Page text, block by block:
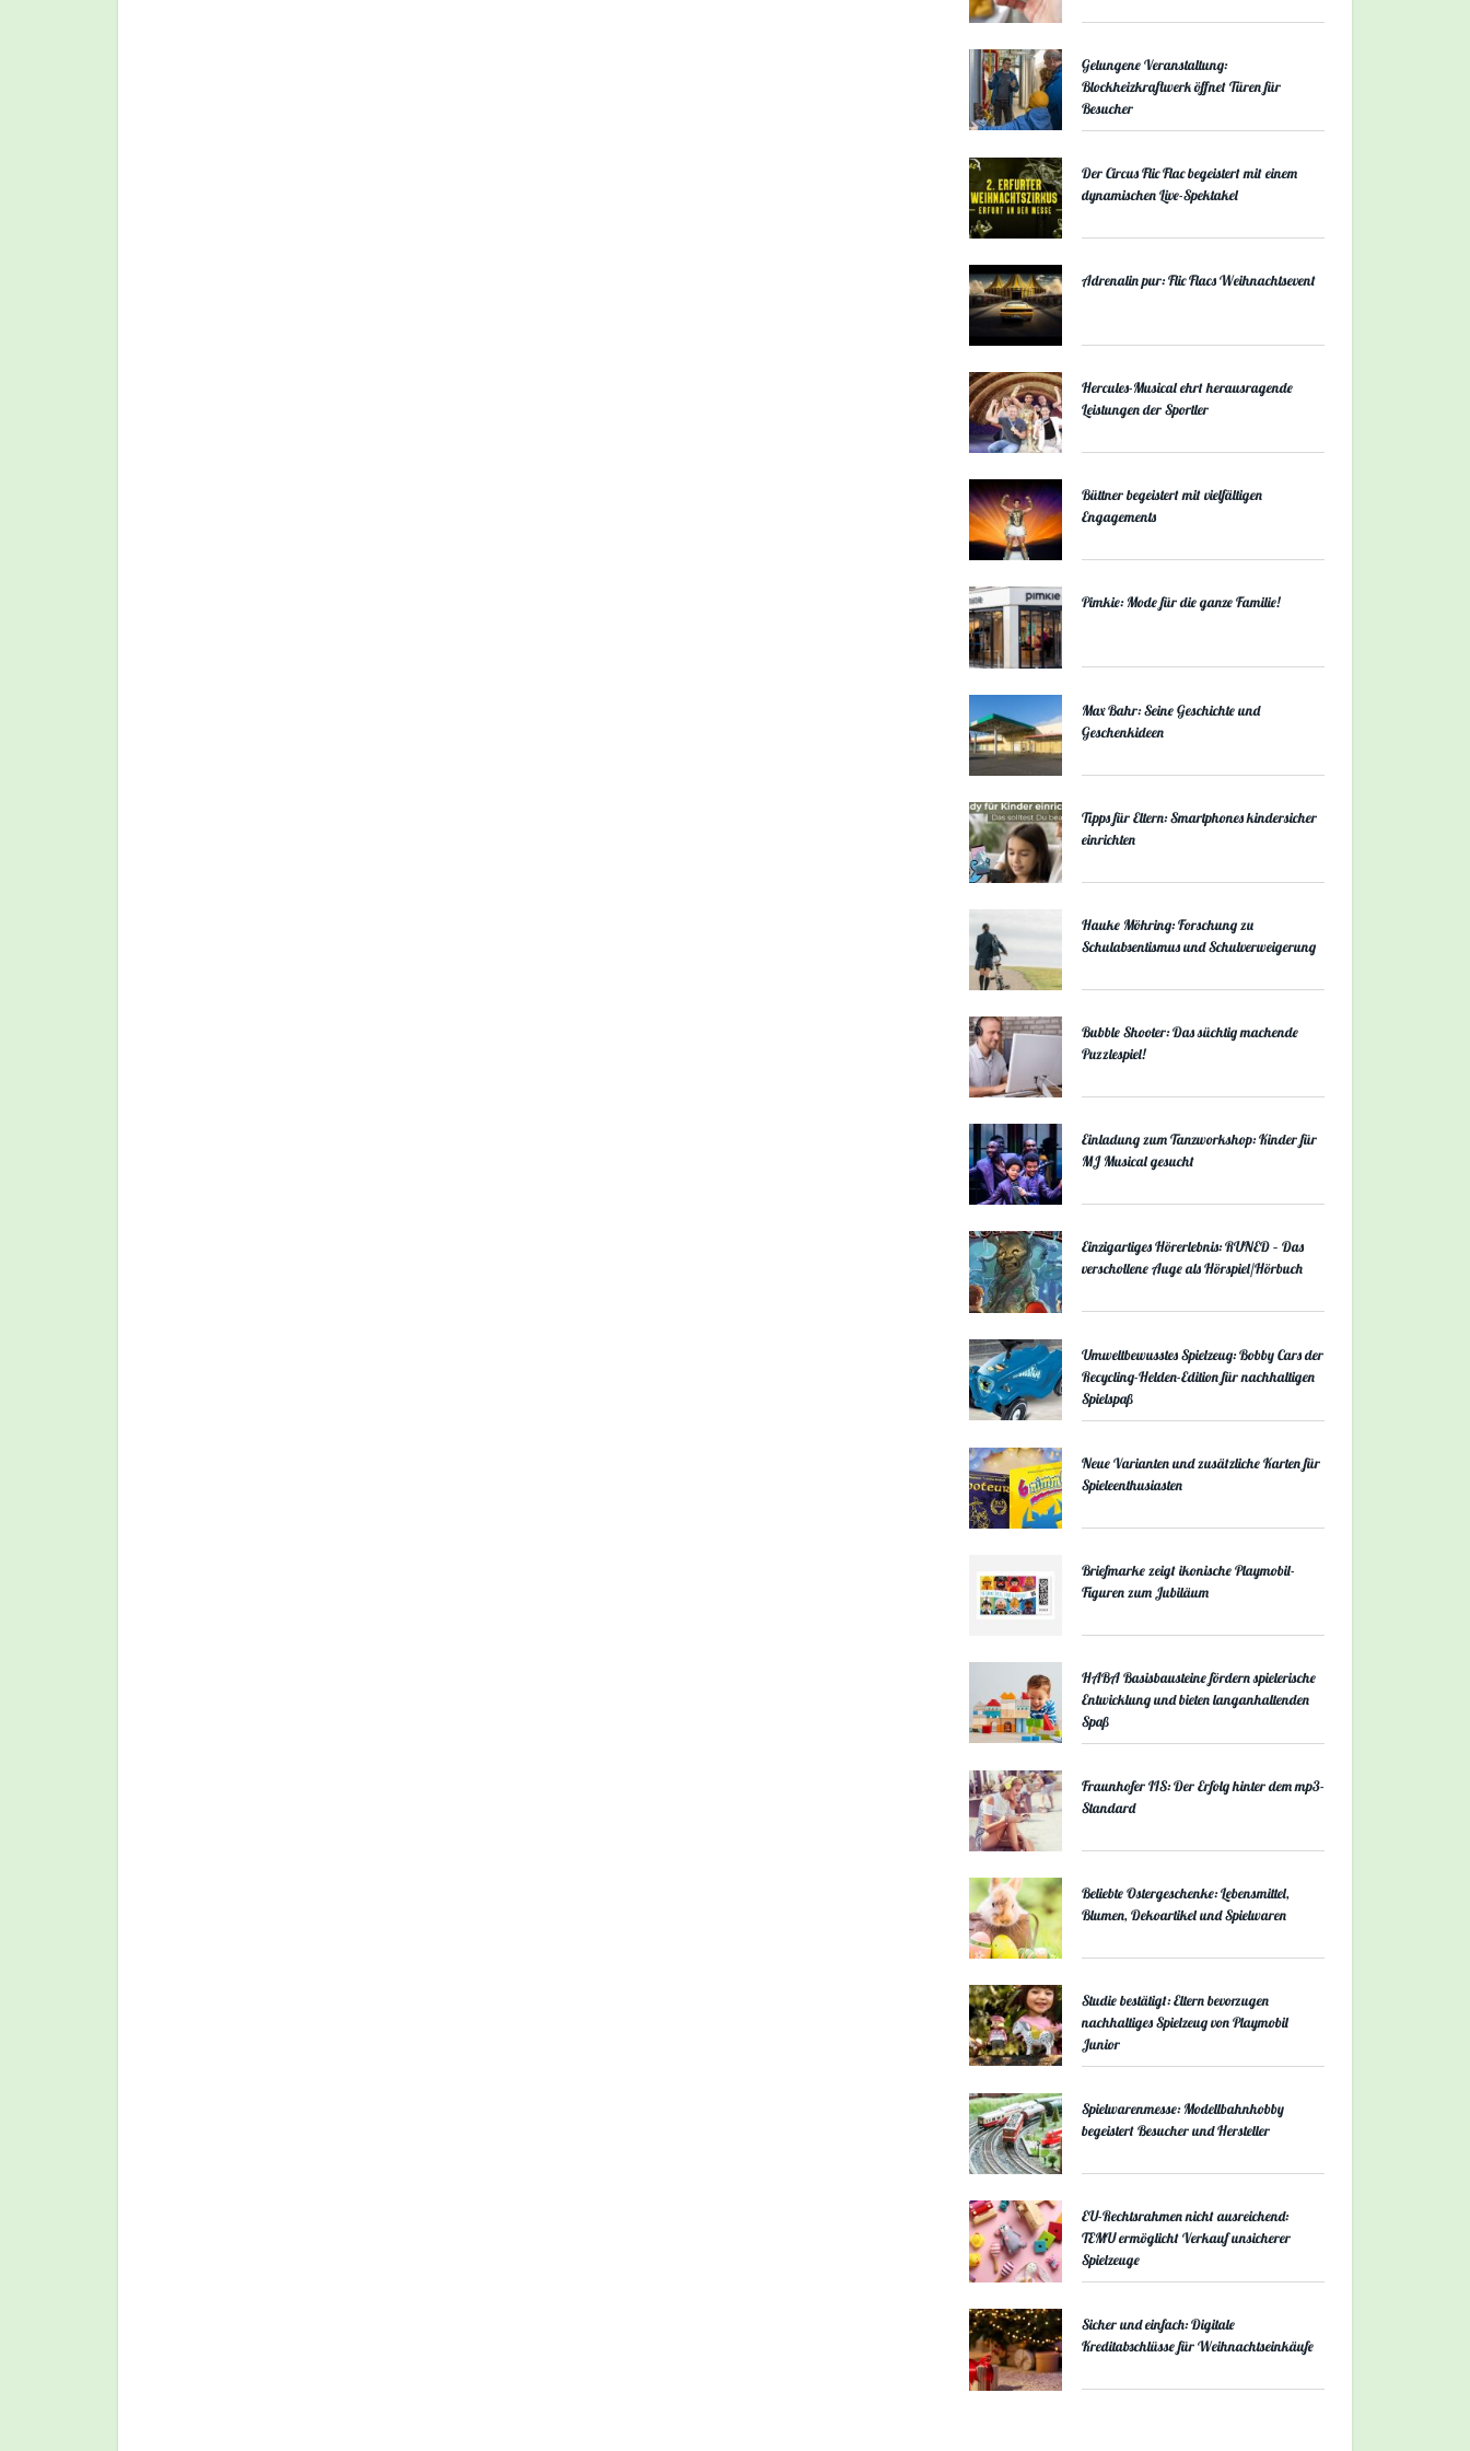
Gelungene Veranstaltung:
Blockheizkraftwerk öffnet Türen für
Besucher
Der Circus Flic Flac begeistert mit einem
dynamischen Live-Spektakel
Adrenalin pur: Flic Flacs Weihnachtsevent
Hercules-Musical ehrt herausragende
Leistungen der Sportler
Büttner begeistert mit vielfältigen
Engagements
Pimkie: Mode für die ganze Familie!
Max Bahr: Seine Geschichte und
Geschenkideen
Tipps für Eltern: Smartphones kindersicher
einrichten
Hauke Möhring: Forschung zu
Schulabsentismus und Schulverweigerung
Bubble Shooter: Das süchtig machende
Puzzlespiel!
Einladung zum Tanzworkshop: Kinder für
MJ Musical gesucht
Einzigartiges Hörerlebnis: RUNED – Das
verschollene Auge als Hörspiel/Hörbuch
Umweltbewusstes Spielzeug: Bobby Cars der
Recycling-Helden-Edition für nachhaltigen
Spielspaß
Neue Varianten und zusätzliche Karten für
Spieleenthusiasten
Briefmarke zeigt ikonische Playmobil-
Figuren zum Jubiläum
HABA Basisbausteine fördern spielerische
Entwicklung und bieten langanhaltenden
Spaß
Fraunhofer IIS: Der Erfolg hinter dem mp3-
Standard
Beliebte Ostergeschenke: Lebensmittel,
Blumen, Dekoartikel und Spielwaren
Studie bestätigt: Eltern bevorzugen
nachhaltiges Spielzeug von Playmobil
Junior
Spielwarenmesse: Modellbahnhobby
begeistert Besucher und Hersteller
EU-Rechtsrahmen nicht ausreichend:
TEMU ermöglicht Verkauf unsicherer
Spielzeuge
Sicher und einfach: Digitale
Kreditabschlüsse für Weihnachtseinkäufe